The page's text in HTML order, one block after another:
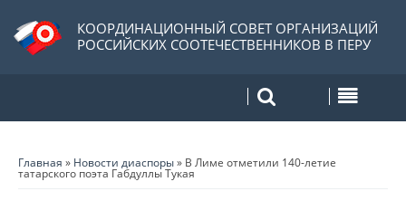
КООРДИНАЦИОННЫЙ СОВЕТ ОРГАНИЗАЦИЙ
РОССИЙСКИХ СООТЕЧЕСТВЕННИКОВ В ПЕРУ
Главная » Новости диаспоры» В Лиме отметили 140-летие
татарского поэта Габдуллы Тукая